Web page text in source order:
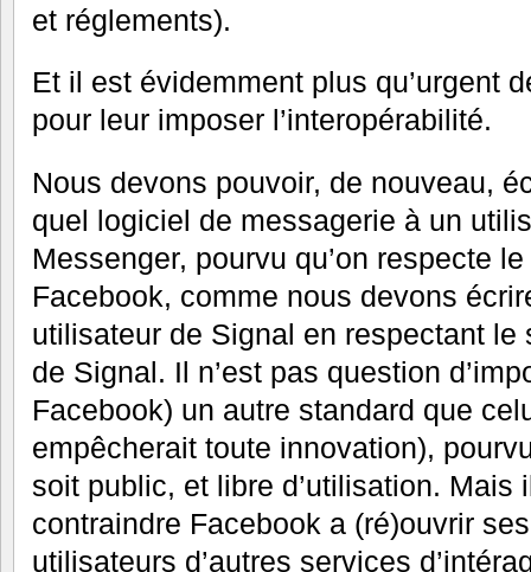
et réglements).
Et il est évidemment plus qu’urgent
pour leur imposer l’interopérabilité.
Nous devons pouvoir, de nouveau,
quel logiciel de messagerie à un
Messenger, pourvu qu’on respecte
Facebook, comme nous devons
utilisateur de Signal en respectant le
de Signal. Il n’est pas question
Facebook) un autre standard que
empêcherait toute innovation),
soit public, et libre d’utilisation. Mais
contraindre Facebook a (ré)ouvrir
utilisateurs d’autres services